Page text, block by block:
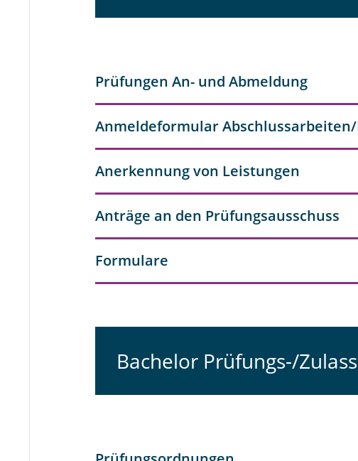
Prüfungen An- und Abmeldung
Anmeldeformular
Anerkennung von Leistungen
Anträge an den Prüfungsausschuss
Formulare
Bachelor Prüfungs-/